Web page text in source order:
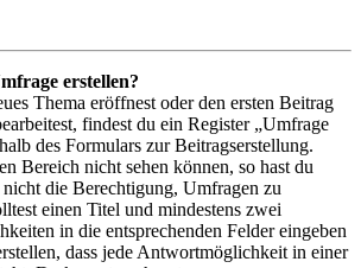
erstellen?
Thema eröffnest oder den ersten Beitrag
findest du ein Register „Umfrage
des Formulars zur Beitragserstellung.
Bereich nicht sehen können, so hast du
die Berechtigung, Umfragen zu
einen Titel und mindestens zwei
in die entsprechenden Felder eingeben
dass jede Antwortmöglichkeit in einer